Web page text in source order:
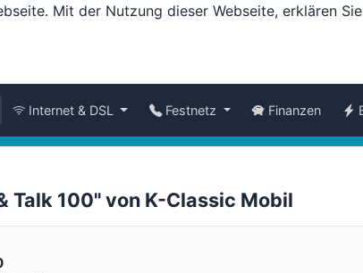
Mit der Nutzung dieser Webseite, erklären
Internet & DSL Festnetz Finanzen
Talk 100" von K-Classic Mobil